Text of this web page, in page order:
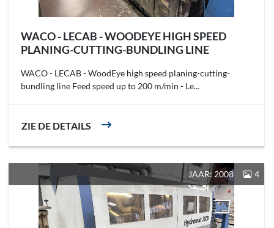
WACO - LECAB - WOODEYE HIGH SPEED
PLANING-CUTTING-BUNDLING LINE
WACO - LECAB - WoodEye high speed planing-cutting-
bundling line Feed speed up to 200 m/min - Le...
ZIE DE DETAILS
JAAR: 2008 4